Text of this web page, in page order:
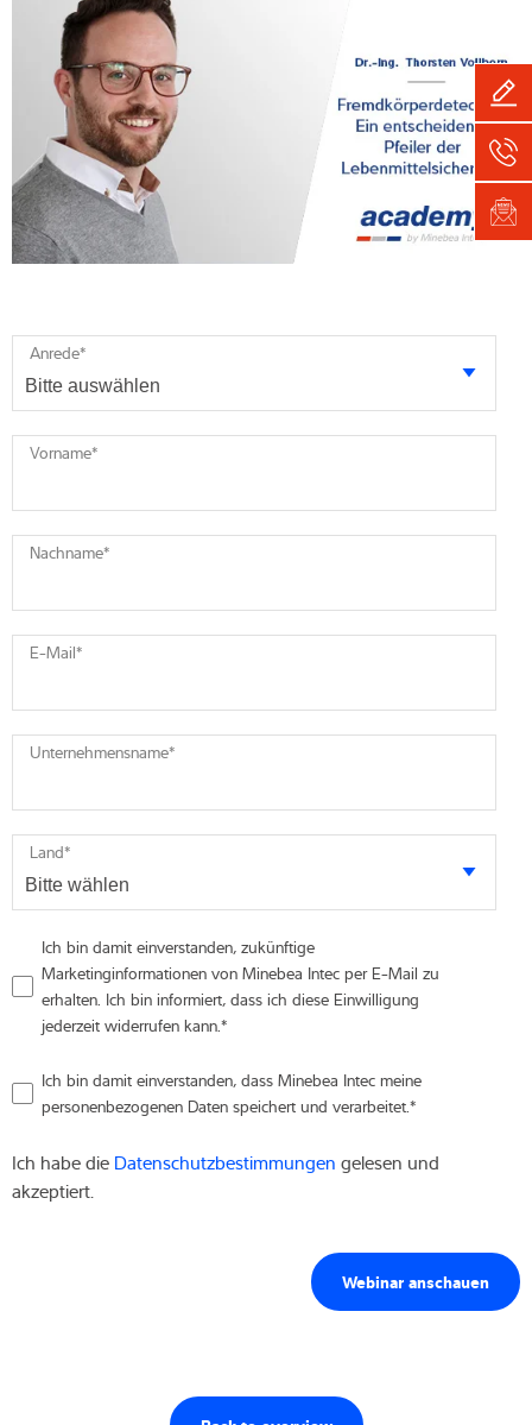
Anrede*
Vorname*
Nachname*
E-Mail*
Unternehmensname*
Land*
Ich bin damit einverstanden, zukünftige
Marketinginformationen von Minebea Intec per E-Mail zu
erhalten. Ich bin informiert, dass ich diese Einwilligung
jederzeit widerrufen kann.*
Ich bin damit einverstanden, dass Minebea Intec meine
personenbezogenen Daten speichert und verarbeitet.*
Ich habe die Datenschutzbestimmungen gelesen und
akzeptiert.